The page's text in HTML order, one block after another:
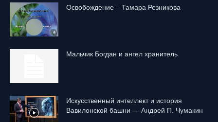
Освобождение – Тамара Резникова
Mальчик Богдан и ангел хранитель
Искусственный интеллект и история
Вавилонской башни — Андрей П. Чумакин